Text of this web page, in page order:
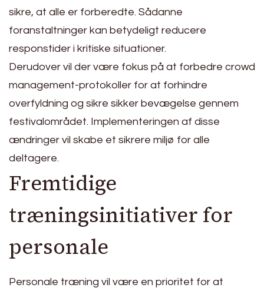
sikre, at alle er forberedte. Sådanne
foranstaltninger kan betydeligt reducere
responstider i kritiske situationer.
Derudover vil der være fokus på at forbedre crowd
management-protokoller for at forhindre
overfyldning og sikre sikker bevægelse gennem
festivalområdet. Implementeringen af disse
ændringer vil skabe et sikrere miljø for alle
deltagere.
Fremtidige
træningsinitiativer for
personale
Personale træning vil være en prioritet for at